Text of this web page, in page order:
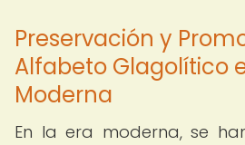
Preservación y
Alfabeto Glagolítico
Moderna
En la era moderna, se